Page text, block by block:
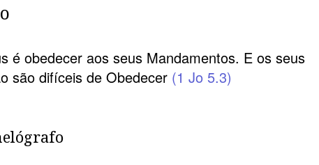
é obedecer aos seus Mandamentos. E os seus
são difíceis de Obedecer (1 Jo 5.3)